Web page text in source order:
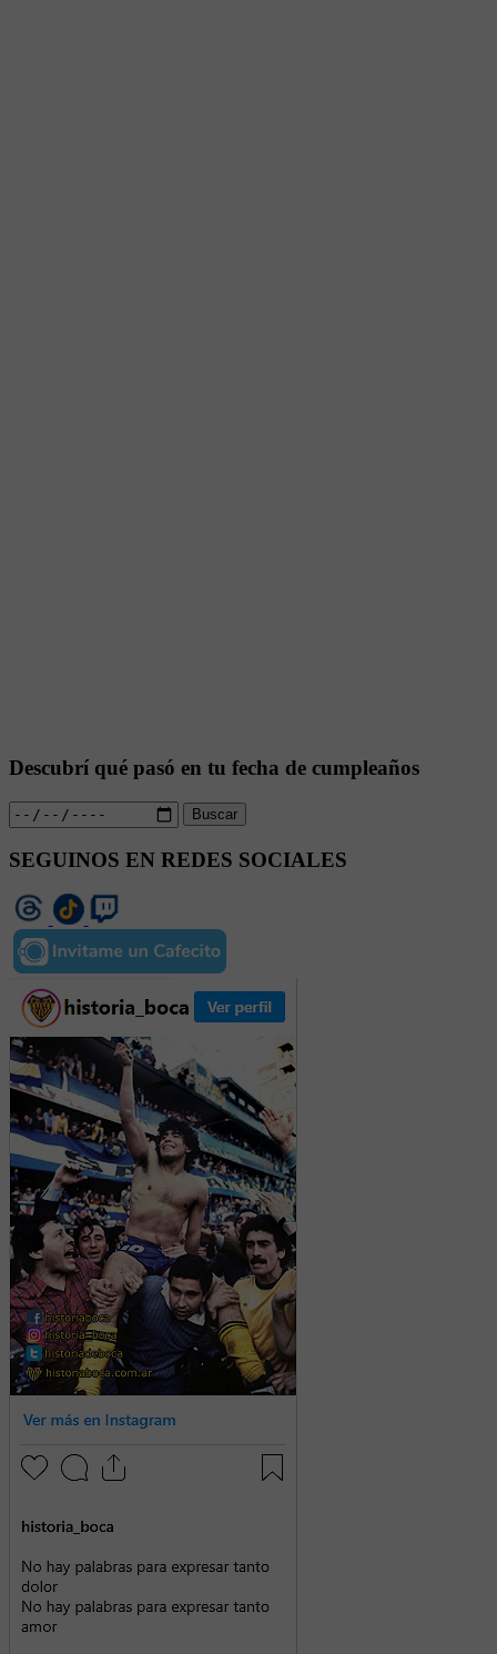
Descubrí qué pasó en tu fecha de cumpleaños
Buscar
SEGUINOS EN REDES SOCIALES